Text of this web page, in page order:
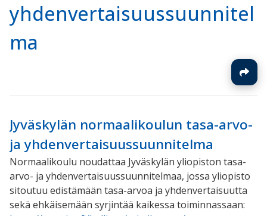
yhdenvertaisuussuunnitel
ma
Jyväskylän normaalikoulun tasa-arvo-
ja yhdenvertaisuussuunnitelma
Normaalikoulu noudattaa Jyväskylän yliopiston tasa-
arvo- ja yhdenvertaisuussuunnitelmaa, jossa yliopisto
sitoutuu edistämään tasa-arvoa ja yhdenvertaisuutta
sekä ehkäisemään syrjintää kaikessa toiminnassaan: